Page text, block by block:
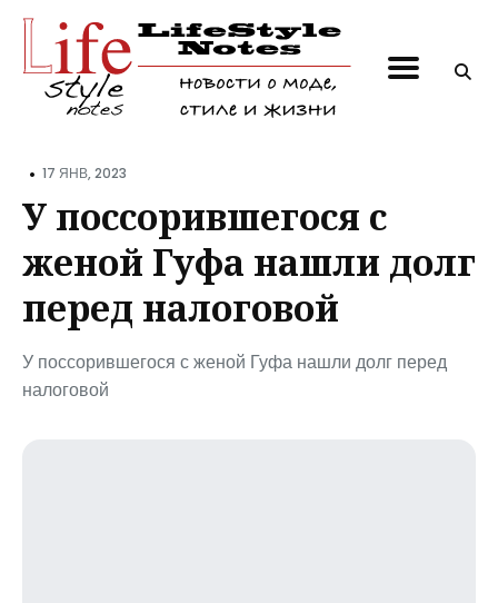
Поиск
• 17 ЯНВ, 2023
У поссорившегося с
женой Гуфа нашли долг
перед налоговой
У поссорившегося с женой Гуфа нашли долг перед
налоговой